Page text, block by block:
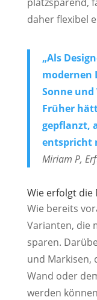
daher flexibel
„Als
modernen
Sonne
Früher
gepflanzt,
entspricht
Miriam P,
Wie erfolgt die
Wie bereits
Varianten, die
sparen.
und Markisen,
Wand oder
werden